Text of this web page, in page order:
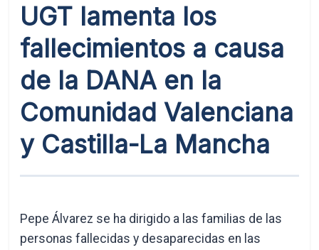
UGT lamenta los
fallecimientos a causa
de la DANA en la
Comunidad Valenciana
y Castilla-La Mancha
Pepe Álvarez se ha dirigido a las familias de las
personas fallecidas y desaparecidas en las